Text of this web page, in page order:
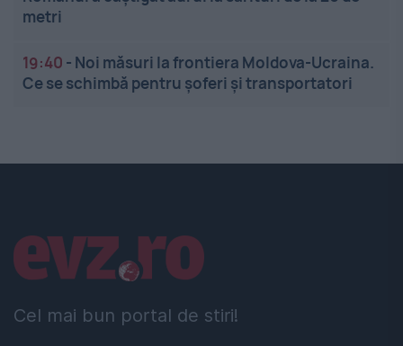
metri
19:40 - Noi măsuri la frontiera Moldova-Ucraina.
Ce se schimbă pentru șoferi și transportatori
Cel mai bun portal de stiri!
Linkuri utile